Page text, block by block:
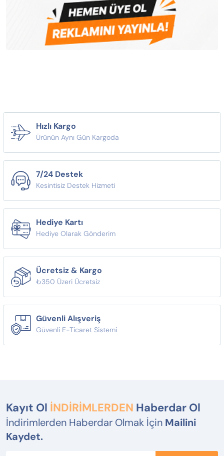
Hızlı Kargo
Ürünün Aynı Gün Kargoda
7/24 Destek
Kesintisiz Destek Hizmeti
Hediye Kartı
Hediye Olarak Gönderim
Ücretsiz & Kargo
₺350 Üzeri Ücretsiz
Güvenli Alışveriş
Güvenli E-Ticaret Sistemi
Kayıt Ol İNDİRİMLERDEN Haberdar Ol
İndirimlerden Haberdar Olmak İçin Mailini
Kaydet.